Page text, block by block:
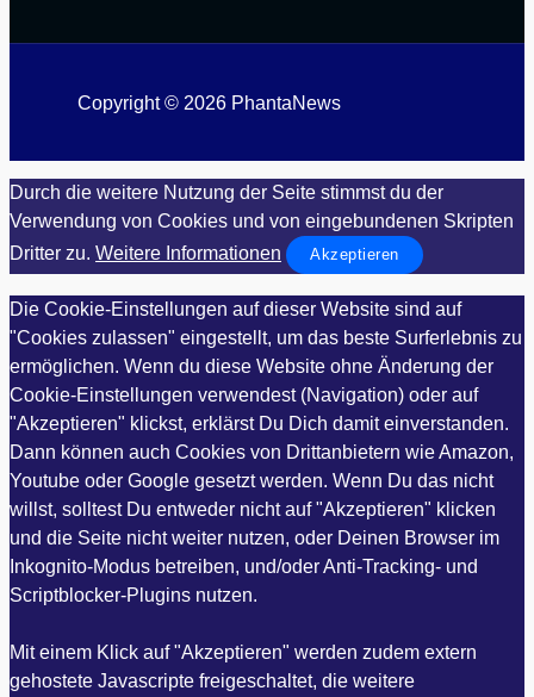
Copyright © 2026 PhantaNews
Durch die weitere Nutzung der Seite stimmst du der
Verwendung von Cookies und von eingebundenen Skripten
Dritter zu. Weitere Informationen Akzeptieren
Die Cookie-Einstellungen auf dieser Website sind auf
"Cookies zulassen" eingestellt, um das beste Surferlebnis zu
ermöglichen. Wenn du diese Website ohne Änderung der
Cookie-Einstellungen verwendest (Navigation) oder auf
"Akzeptieren" klickst, erklärst Du Dich damit einverstanden.
Dann können auch Cookies von Drittanbietern wie Amazon,
Youtube oder Google gesetzt werden. Wenn Du das nicht
willst, solltest Du entweder nicht auf "Akzeptieren" klicken
und die Seite nicht weiter nutzen, oder Deinen Browser im
Inkognito-Modus betreiben, und/oder Anti-Tracking- und
Scriptblocker-Plugins nutzen.
Mit einem Klick auf "Akzeptieren" werden zudem extern
gehostete Javascripte freigeschaltet, die weitere